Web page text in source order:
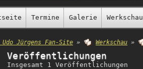
Termine Galerie Werkschau
Udo Jürgens Fan-Site » Werkschau »
Veröffentlichungen
Insgesamt 1 Veröffentlichungen